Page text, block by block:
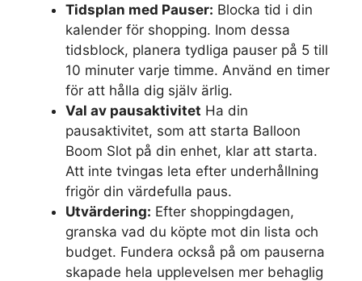
Tidsplan med Pauser: Blocka tid i din
kalender för shopping. Inom dessa
tidsblock, planera tydliga pauser på 5 till
10 minuter varje timme. Använd en timer
för att hålla dig själv ärlig.
Val av pausaktivitet Ha din
pausaktivitet, som att starta Balloon
Boom Slot på din enhet, klar att starta.
Att inte tvingas leta efter underhållning
frigör din värdefulla paus.
Utvärdering: Efter shoppingdagen,
granska vad du köpte mot din lista och
budget. Fundera också på om pauserna
skapade hela upplevelsen mer behaglig